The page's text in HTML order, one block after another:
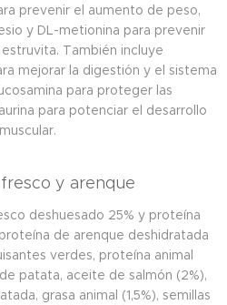
prevenir el aumento de peso,
y DL-metionina para prevenir
También incluye
mejorar la digestión y el sistema
para proteger las
para potenciar el desarrollo
y arenque
deshuesado 25% y proteína
de arenque deshidratada
verdes, proteína animal
patata, aceite de salmón (2%),
grasa animal (1,5%), semillas